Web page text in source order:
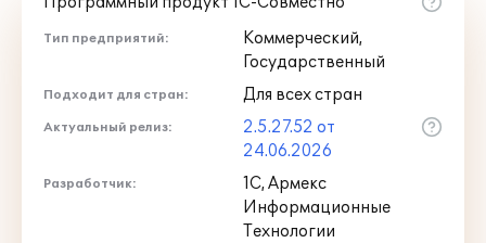
Тип предприятий:
Коммерческий,
Государственный
Подходит для стран: Для всех стран
Актуальный релиз:
2.5.27.52 от
24.06.2026
Разработчик:
1С, Армекс
Информационные
Технологии